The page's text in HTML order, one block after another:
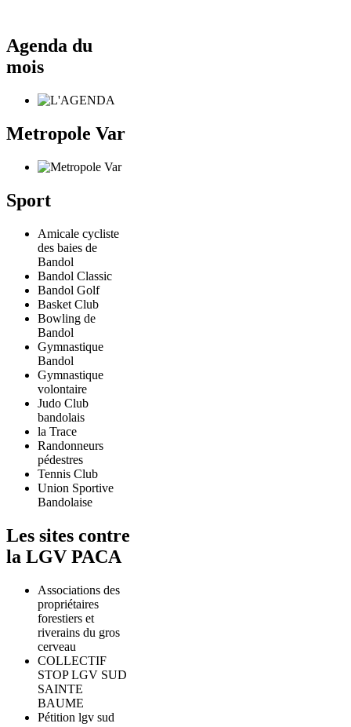
Agenda du
mois
Metropole Var
Sport
Amicale cycliste
des baies de
Bandol
Bandol Classic
Bandol Golf
Basket Club
Bowling de
Bandol
Gymnastique
Bandol
Gymnastique
volontaire
Judo Club
bandolais
la Trace
Randonneurs
pédestres
Tennis Club
Union Sportive
Bandolaise
Les sites contre
la LGV PACA
Associations des
propriétaires
forestiers et
riverains du gros
cerveau
COLLECTIF
STOP LGV SUD
SAINTE
BAUME
Pétition lgv sud